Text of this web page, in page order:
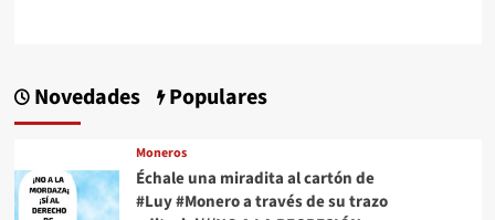
Novedades Populares
Moneros
Échale una miradita al cartón de
#Luy #Monero a través de su trazo